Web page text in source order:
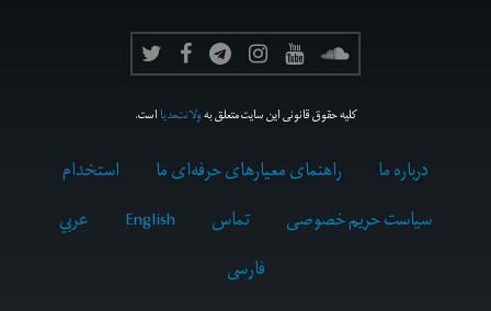
کلیه حقوق قانونی این سایت متعلق بهولانت‌مدیااست.
درباره ما راهنمای معیارهای حرفه‌ای ما
استخدام
سیاست حریم خصوصی
تماس English
عربي
فارسى